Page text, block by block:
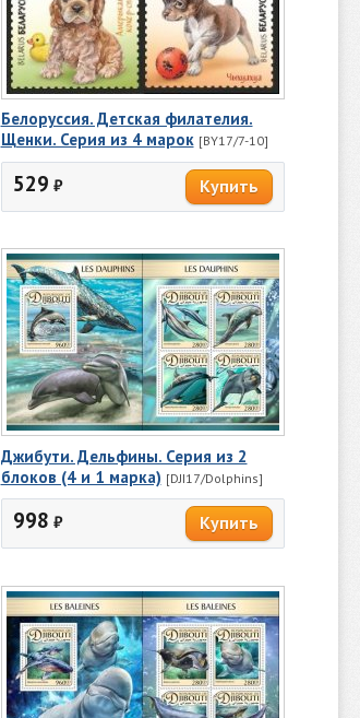
Белоруссия. Детская филателия.
Щенки. Серия из 4 марок [BY17/7-10]
529 ₽
Джибути. Дельфины. Серия из 2
блоков (4 и 1 марка) [DJI17/Dolphins]
998 ₽